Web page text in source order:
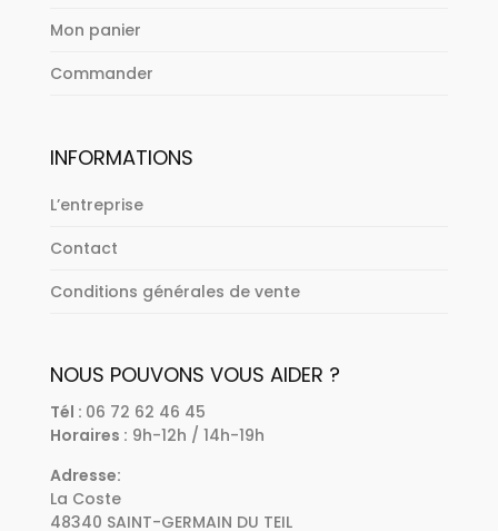
Mon panier
Commander
INFORMATIONS
L’entreprise
Contact
Conditions générales de vente
NOUS POUVONS VOUS AIDER ?
Tél : 06 72 62 46 45
Horaires : 9h-12h / 14h-19h
Adresse:
La Coste
48340 SAINT-GERMAIN DU TEIL